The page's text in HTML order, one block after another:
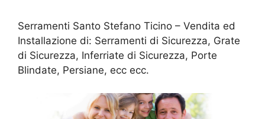
Serramenti Santo Stefano Ticino – Vendita ed
Installazione di: Serramenti di Sicurezza, Grate
di Sicurezza, Inferriate di Sicurezza, Porte
Blindate, Persiane, ecc ecc.